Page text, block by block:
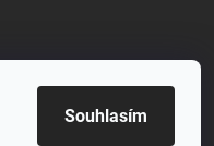
Souhlasím